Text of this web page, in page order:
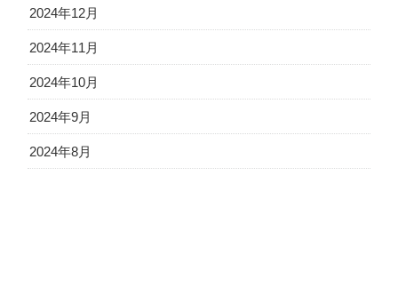
2024年12月
2024年11月
2024年10月
2024年9月
2024年8月